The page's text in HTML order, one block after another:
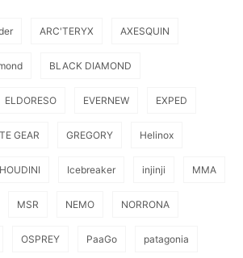
ARC'TERYX AXESQUIN
BLACK DIAMOND
ELDORESO EVERNEW EXPED
GEAR GREGORY Helinox
HOUDINI Icebreaker injinji MMA
MSR NEMO NORRONA
OSPREY PaaGo patagonia